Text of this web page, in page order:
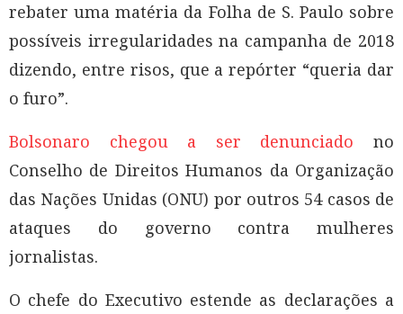
rebater uma matéria da Folha de S. Paulo sobre
possíveis irregularidades na campanha de 2018
dizendo, entre risos, que a repórter “queria dar
o furo”.
Bolsonaro chegou a ser denunciado no
Conselho de Direitos Humanos da Organização
das Nações Unidas (ONU) por outros 54 casos de
ataques do governo contra mulheres
jornalistas.
O chefe do Executivo estende as declarações a